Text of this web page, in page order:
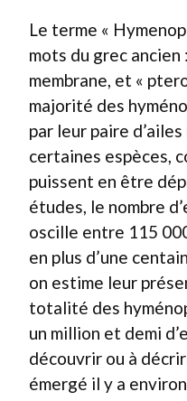
Le terme «
mots du grec ancien
membrane, et «
majorité des
par leur paire
certaines espèces,
puissent en être
études, le nombre
oscille entre 115
en plus d’une
on estime leur
totalité des
un million et demi
découvrir ou à
émergé il y a